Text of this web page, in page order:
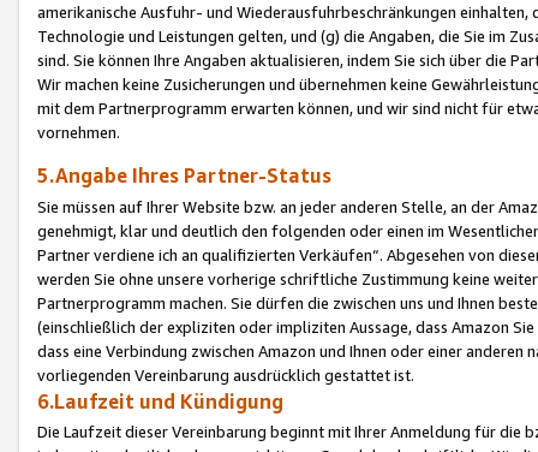
amerikanische Ausfuhr- und Wiederausfuhrbeschränkungen
Technologie und Leistungen gelten, und (g) die Angaben, die Sie im
sind. Sie können Ihre Angaben aktualisieren, indem Sie sich über die
Wir machen keine Zusicherungen und übernehmen keine
mit dem Partnerprogramm erwarten können, und wir sind nicht für
vornehmen.
5.Angabe Ihres Partner-Status
Sie müssen auf Ihrer Website bzw. an jeder anderen Stelle, an der
genehmigt, klar und deutlich den folgenden oder einen im
Partner verdiene ich an qualifizierten Verkäufen“. Abgesehen von
werden Sie ohne unsere vorherige schriftliche Zustimmung keine
Partnerprogramm machen. Sie dürfen die zwischen uns und Ihnen
(einschließlich der expliziten oder impliziten Aussage, dass Amazon
dass eine Verbindung zwischen Amazon und Ihnen oder einer
vorliegenden Vereinbarung ausdrücklich gestattet ist.
6.Laufzeit und Kündigung
Die Laufzeit dieser Vereinbarung beginnt mit Ihrer Anmeldung für die